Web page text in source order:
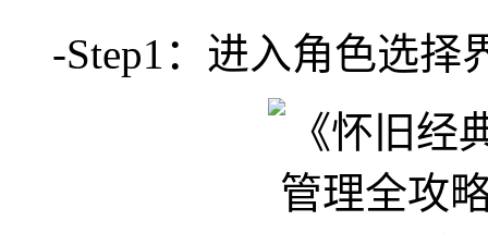
-Step1：进入角色选择